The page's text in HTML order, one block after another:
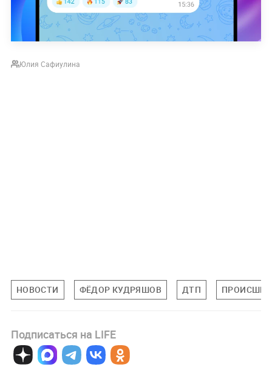
Юлия Сафиулина
НОВОСТИ ФЁДОР КУДРЯШОВ ДТП
Подписаться на LIFE